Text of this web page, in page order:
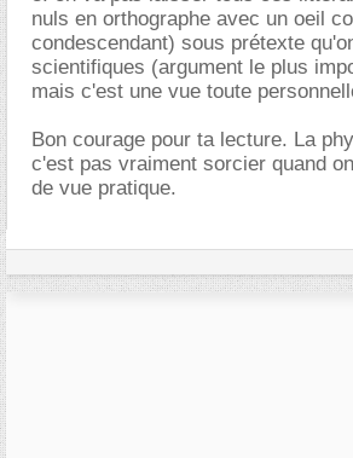
nuls en orthographe avec un oeil
condescendant) sous prétexte
scientifiques (argument le plus
mais c'est une vue toute
Bon courage pour ta lecture. La
c'est pas vraiment sorcier quand
de vue pratique.